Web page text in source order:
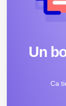
Un
Ca